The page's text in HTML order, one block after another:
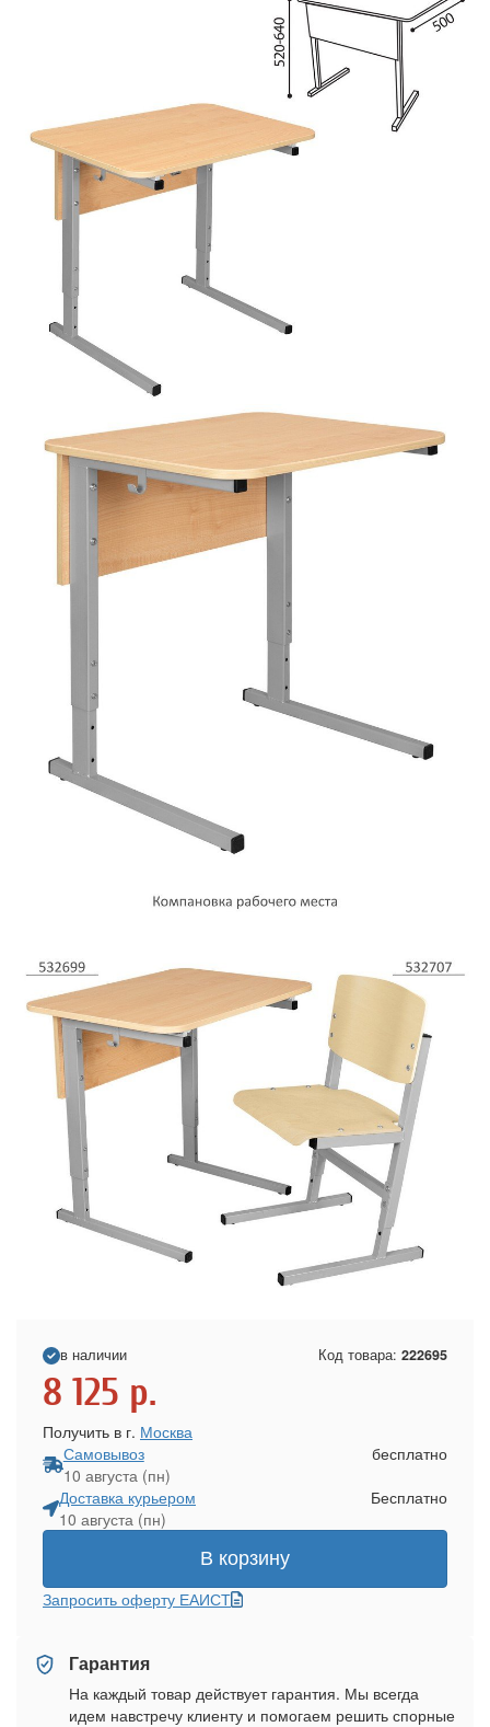
в наличии Код товара: 222695
8 125 р.
Получить в г. Москва
Самовывоз
10 августа (пн)
бесплатно
Доставка курьером
10 августа (пн)
Бесплатно
В корзину
Запросить оферту ЕАИСТ
Гарантия
На каждый товар действует гарантия. Мы всегда
идем навстречу клиенту и помогаем решить спорные